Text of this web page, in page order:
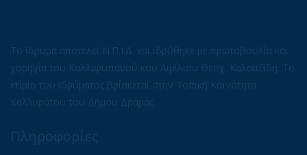
Το ίδρυμα αποτελεί Ν.Π.Ι.Δ. και ιδρύθηκε με πρωτοβουλία και
χορηγία του Καλλιφυτιανού κου Αιμίλιου Θεοχ. Καλαϊτζίδη. Το
κτίριο του Ιδρύματος βρίσκεται στην Τοπική Κοινότητα
Καλλιφύτου του Δήμου Δράμας.
Πληροφορίες